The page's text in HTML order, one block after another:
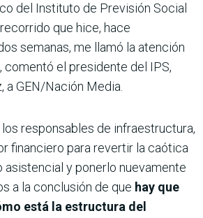
del Instituto de Previsión Social
que hice, hace
semanas, me llamó la atención
comentó el presidente del IPS,
GEN/Nación Media.
responsables de infraestructura,
financiero para revertir la caótica
y ponerlo nuevamente
a la conclusión de que hay que
está la estructura del